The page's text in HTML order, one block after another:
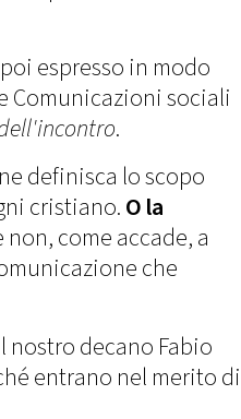
espresso in modo
Comunicazioni sociali
.
definisca lo scopo
cristiano.O la
non, come accade, a
che
nostro decano Fabio
entrano nel merito di